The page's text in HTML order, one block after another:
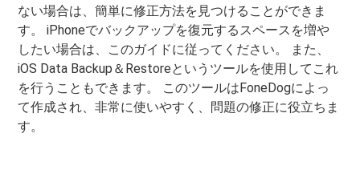
ない場合は、簡単に修正方法を見つけることができま
す。 iPhoneでバックアップを復元するスペースを増や
したい場合は、このガイドに従ってください。 また、
iOS Data Backup＆Restoreというツールを使用してこれ
を行うこともできます。 このツールはFoneDogによっ
て作成され、非常に使いやすく、問題の修正に役立ちま
す。